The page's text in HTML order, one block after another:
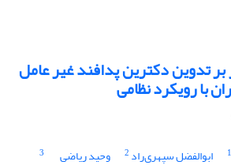
تدوین دکترین پدافند غیر عامل
با رویکرد نظامی
1 ابوالفضل سپهری‌راد 2 وحید ریاضی 3